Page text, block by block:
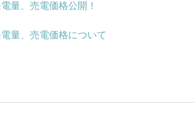
量、売電価格公開！
量、売電価格について